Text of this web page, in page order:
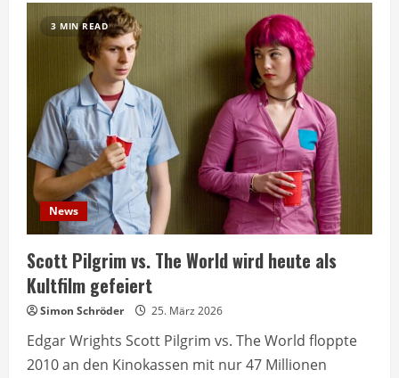
wurde
bei
Kinostart
völlig
ignoriert
3 MIN READ
News
Scott Pilgrim vs. The World wird heute als
Kultfilm gefeiert
Simon Schröder 25. März 2026
Edgar Wrights Scott Pilgrim vs. The World floppte
2010 an den Kinokassen mit nur 47 Millionen